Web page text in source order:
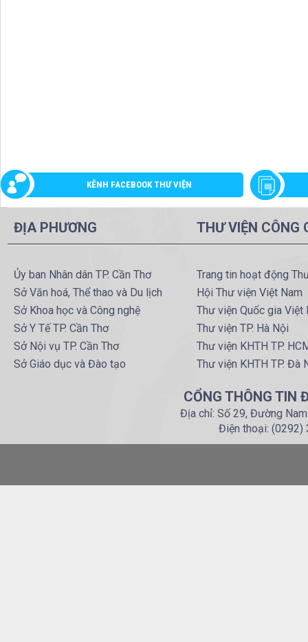
KÊNH FACEBOOK THƯ VIỆN
ĐỊA PHƯƠNG
Ủy ban Nhân dân TP. Cần Thơ
Sở Văn hoá, Thể thao và Du lịch
Sở Khoa học và Công nghệ
Sở Y Tế TP. Cần Thơ
Sở Nội vụ TP. Cần Thơ
Sở Giáo dục và Đào tạo
THƯ VIỆN CÔNG
Trang tin hoạt động
Hội Thư viện Việt Nam
Thư viện Quốc gia Việt
Thư viện TP. Hà Nội
Thư viện KHTH TP.
Thư viện KHTH TP. Đà
CỔNG THÔNG TIN
Địa chỉ: Số 29, Đường
Điện thoại: (0292)